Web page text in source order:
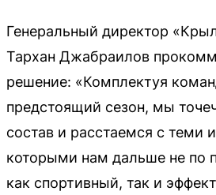
Генеральный директор
Тархан Джабраилов
решение: «Комплектуя
предстоящий сезон, мы
состав и расстаемся с теми
которыми нам дальше не по
как спортивный, так и